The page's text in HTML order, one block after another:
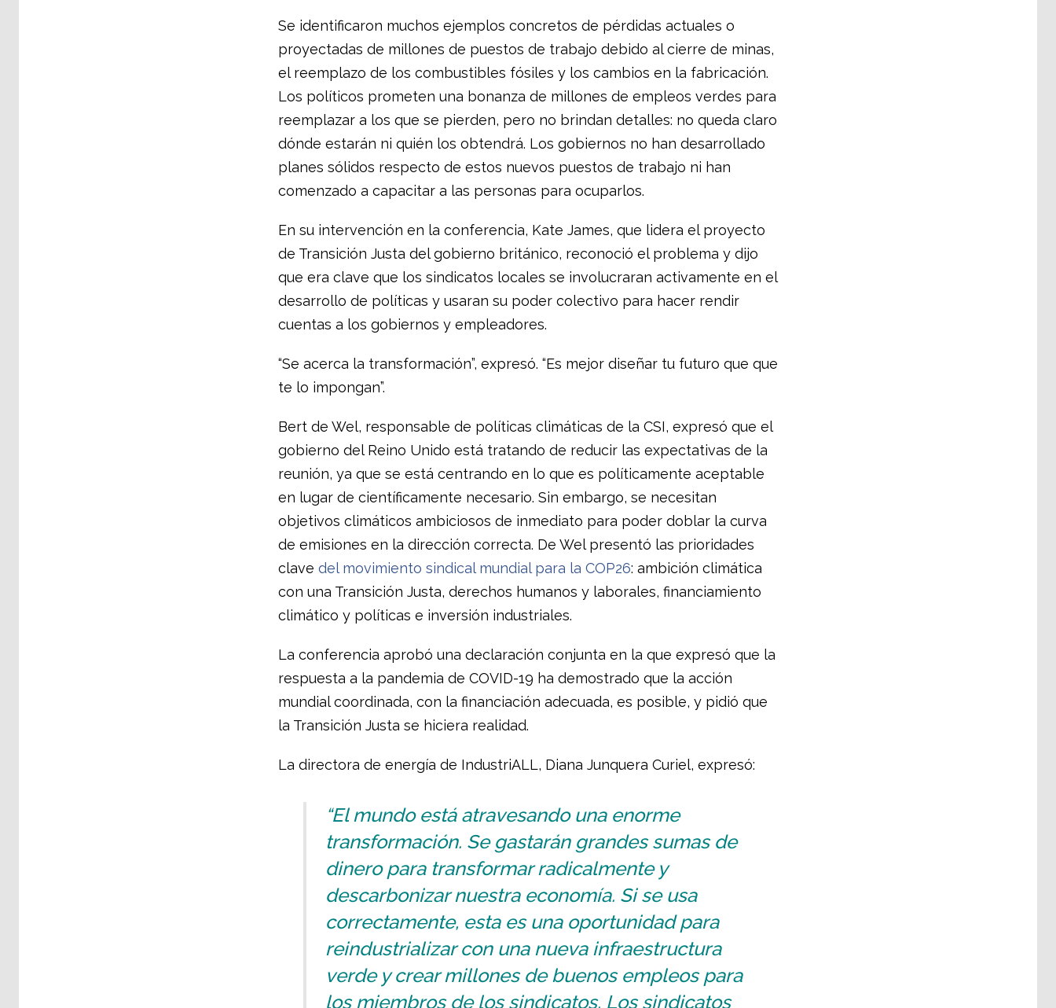
Se identificaron muchos ejemplos concretos de pérdidas actuales o
proyectadas de millones de puestos de trabajo debido al cierre de minas,
el reemplazo de los combustibles fósiles y los cambios en la fabricación.
Los políticos prometen una bonanza de millones de empleos verdes para
reemplazar a los que se pierden, pero no brindan detalles: no queda claro
dónde estarán ni quién los obtendrá. Los gobiernos no han desarrollado
planes sólidos respecto de estos nuevos puestos de trabajo ni han
comenzado a capacitar a las personas para ocuparlos.
En su intervención en la conferencia, Kate James, que lidera el proyecto
de Transición Justa del gobierno británico, reconoció el problema y dijo
que era clave que los sindicatos locales se involucraran activamente en el
desarrollo de políticas y usaran su poder colectivo para hacer rendir
cuentas a los gobiernos y empleadores.
“Se acerca la transformación”, expresó. “Es mejor diseñar tu futuro que que
te lo impongan”.
Bert de Wel, responsable de políticas climáticas de la CSI, expresó que el
gobierno del Reino Unido está tratando de reducir las expectativas de la
reunión, ya que se está centrando en lo que es políticamente aceptable
en lugar de científicamente necesario. Sin embargo, se necesitan
objetivos climáticos ambiciosos de inmediato para poder doblar la curva
de emisiones en la dirección correcta. De Wel presentó las prioridades
clave del movimiento sindical mundial para la COP26: ambición climática
con una Transición Justa, derechos humanos y laborales, financiamiento
climático y políticas e inversión industriales.
La conferencia aprobó una declaración conjunta en la que expresó que la
respuesta a la pandemia de COVID-19 ha demostrado que la acción
mundial coordinada, con la financiación adecuada, es posible, y pidió que
la Transición Justa se hiciera realidad.
La directora de energía de IndustriALL, Diana Junquera Curiel, expresó:
“El mundo está atravesando una enorme
transformación. Se gastarán grandes sumas de
dinero para transformar radicalmente y
descarbonizar nuestra economía. Si se usa
correctamente, esta es una oportunidad para
reindustrializar con una nueva infraestructura
verde y crear millones de buenos empleos para
los miembros de los sindicatos. Los sindicatos